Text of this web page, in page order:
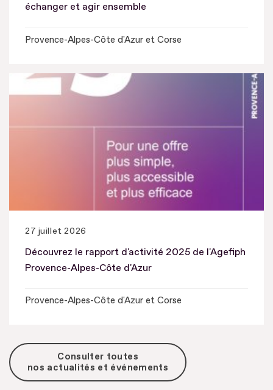
échanger et agir ensemble
Provence-Alpes-Côte d'Azur et Corse
27 juillet 2026
Découvrez le rapport d'activité 2025 de l'Agefiph
Provence-Alpes-Côte d'Azur
Provence-Alpes-Côte d'Azur et Corse
Consulter toutes
nos actualités et événements